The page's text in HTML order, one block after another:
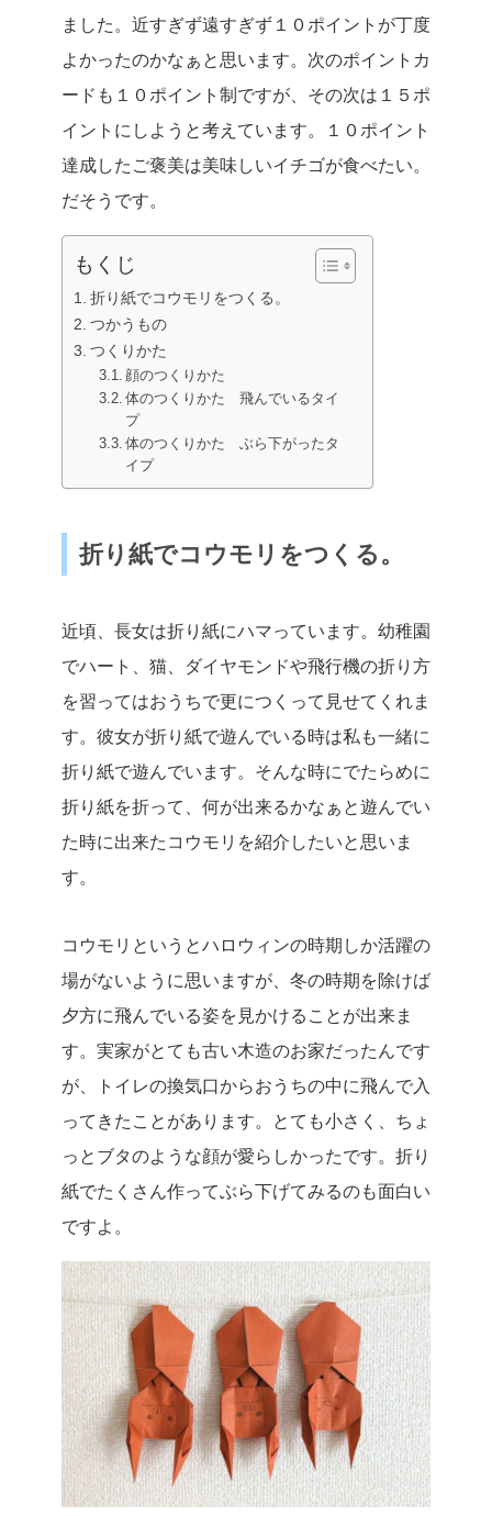
ました。近すぎず遠すぎず１０ポイントが丁度
よかったのかなぁと思います。次のポイントカ
ードも１０ポイント制ですが、その次は１５ポ
イントにしようと考えています。１０ポイント
達成したご褒美は美味しいイチゴが食べたい。
だそうです。
もくじ
折り紙でコウモリをつくる。
つかうもの
つくりかた
顔のつくりかた
体のつくりかた 飛んでいるタイ
プ
体のつくりかた ぶら下がったタ
イプ
折り紙でコウモリをつくる。
近頃、長女は折り紙にハマっています。幼稚園
でハート、猫、ダイヤモンドや飛行機の折り方
を習ってはおうちで更につくって見せてくれま
す。彼女が折り紙で遊んでいる時は私も一緒に
折り紙で遊んでいます。そんな時にでたらめに
折り紙を折って、何が出来るかなぁと遊んでい
た時に出来たコウモリを紹介したいと思いま
す。
コウモリというとハロウィンの時期しか活躍の
場がないように思いますが、冬の時期を除けば
夕方に飛んでいる姿を見かけることが出来ま
す。実家がとても古い木造のお家だったんです
が、トイレの換気口からおうちの中に飛んで入
ってきたことがあります。とても小さく、ちょ
っとブタのような顔が愛らしかったです。折り
紙でたくさん作ってぶら下げてみるのも面白い
ですよ。